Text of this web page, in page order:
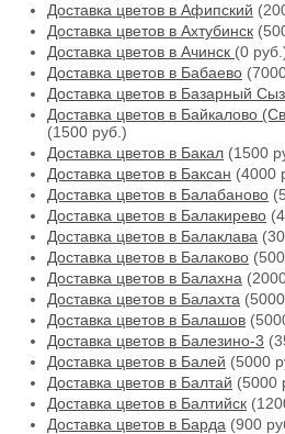
Доставка цветов в Афипский
Доставка цветов в Ахтубинск
Доставка цветов в Ачинск (0
Доставка цветов в Бабаево
Доставка цветов в Базарный
Доставка цветов в Байкалово
(1500 руб.)
Доставка цветов в Бакал (1500
Доставка цветов в Баксан (4000
Доставка цветов в Балабаново
Доставка цветов в Балакирево
Доставка цветов в Балаклава
Доставка цветов в Балаково
Доставка цветов в Балахна
Доставка цветов в Балахта
Доставка цветов в Балашов
Доставка цветов в Балезино-3
Доставка цветов в Балей (5000
Доставка цветов в Балтай (5000
Доставка цветов в Балтийск
Доставка цветов в Барда (900